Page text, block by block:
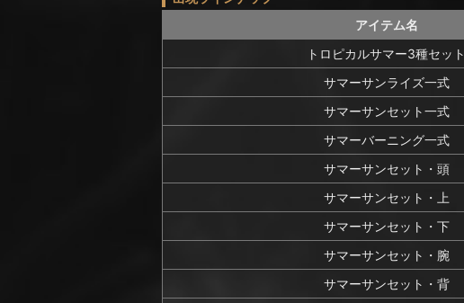
アイテム名
トロピカルサマー3種セット
サマーサンライズ一式
サマーサンセット一式
サマーバーニング一式
サマーサンセット・頭
サマーサンセット・上
サマーサンセット・下
サマーサンセット・腕
サマーサンセット・背